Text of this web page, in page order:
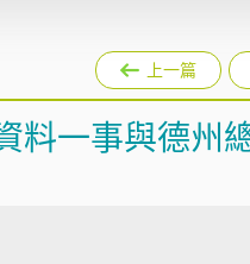
上一篇
料一事與德州